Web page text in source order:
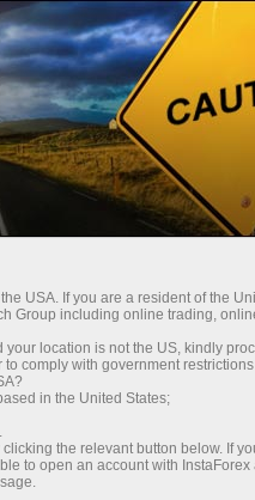
Hệ thống PAMM
USA. If you are a resident of the
Group including online trading,
location is not the US, kindly
comply with government
in the United States;
the relevant button below. If
to open an account with InstaForex